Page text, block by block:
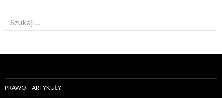
z
k
j
:PRAWO – ARTYKUŁY